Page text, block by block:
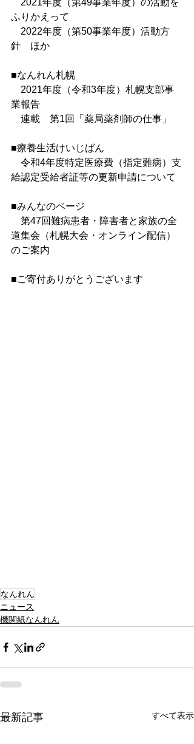
2021年度（第49事業年度）の活動を
ふりかえって
2022年度（第50事業年度）活動方
針　ほか
■なんれん札幌
2021年度（令和3年度）札幌支部事
業報告
連載　第1回「薬局薬剤師の仕事」
■療養生活けいじばん
令和4年度特定医療費（指定難病）支
給認定受給者証等の更新申請について
■みんなのページ
第47回難病患者・障害者と家族の全
道集会（札幌大会・オンライン配信）
のご案内
■ご寄付ありがとうございます
なんれん
ニュース
機関紙なんれん
最新記事 すべて表示